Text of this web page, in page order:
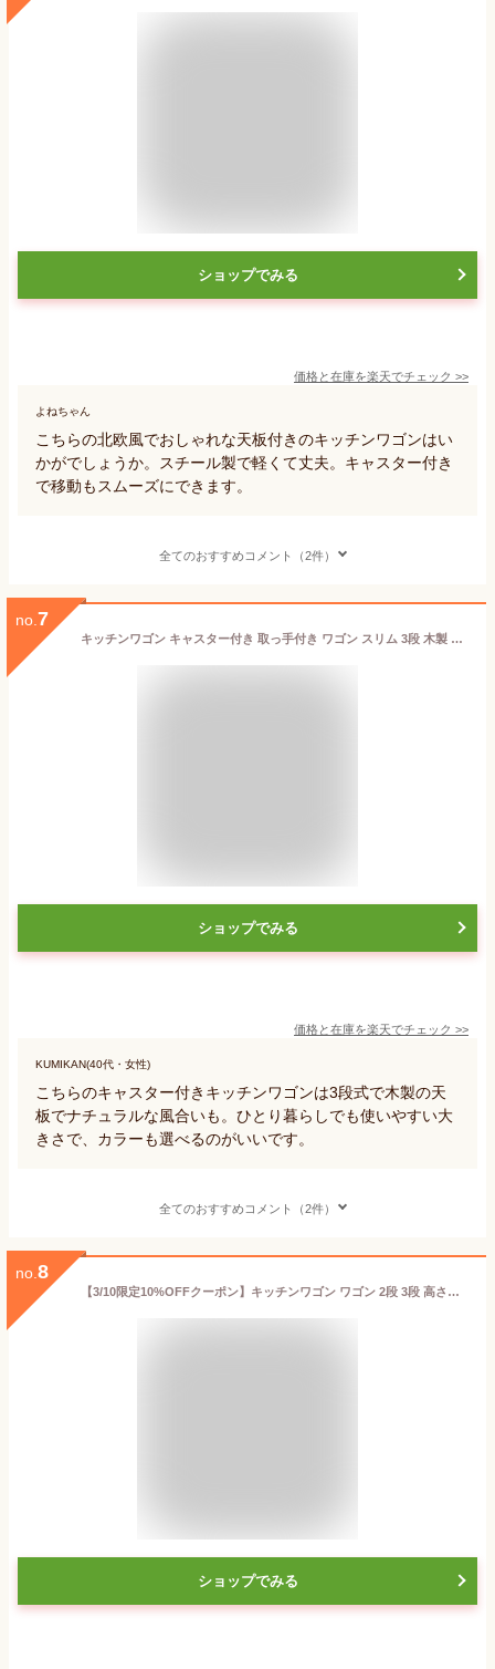
ショップでみる
価格と在庫を楽天でチェック >>
よねちゃん
こちらの北欧風でおしゃれな天板付きのキッチンワゴンはい
かがでしょうか。スチール製で軽くて丈夫。キャスター付き
で移動もスムーズにできます。
全てのおすすめコメント（2件）
no. 7
キッチンワゴン キャスター付き 取っ手付き ワゴン スリム 3段 木製 天板付き 作業台 バスケットトローリー バスケットワゴン キッチンラック ランドリーラック 収納ラック キッチン収納 レビュー特典付き MTL-S010 ランドリー収納 おしゃれ mottole
ショップでみる
価格と在庫を楽天でチェック >>
KUMIKAN(40代・女性)
こちらのキャスター付きキッチンワゴンは3段式で木製の天
板でナチュラルな風合いも。ひとり暮らしでも使いやすい大
きさで、カラーも選べるのがいいです。
全てのおすすめコメント（2件）
no. 8
【3/10限定10%OFFクーポン】キッチンワゴン ワゴン 2段 3段 高さ調節 取っ手付き キャスター付き ハンドル バスケットトローリー 収納アイテム 天板 スリム キッチン収納 ベビーワゴン スリム おしゃれ 収納ラック 送料無料
ショップでみる